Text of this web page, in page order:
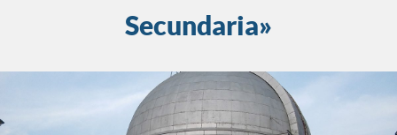
Secundaria»